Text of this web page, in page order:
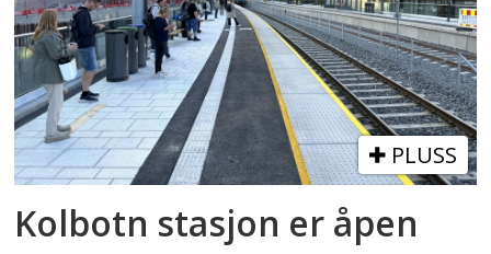
PLUSS
Kolbotn stasjon er åpen